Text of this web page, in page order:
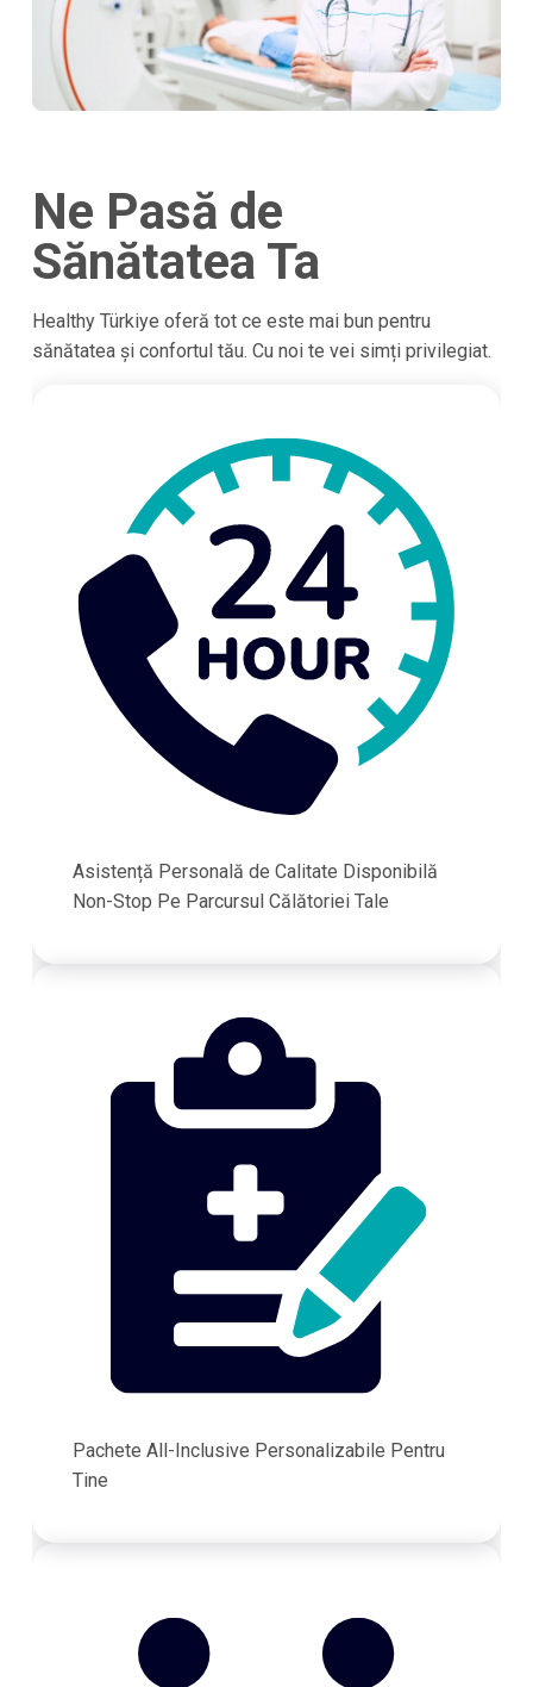
Ne Pasă de
Sănătatea Ta
Healthy Türkiye oferă tot ce este mai bun pentru
sănătatea și confortul tău. Cu noi te vei simți privilegiat.
Asistență Personală de Calitate Disponibilă
Non-Stop Pe Parcursul Călătoriei Tale
Pachete All-Inclusive Personalizabile Pentru
Tine